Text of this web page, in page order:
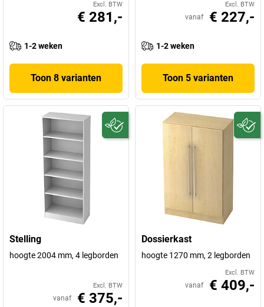
Excl. BTW
€ 281,-
1-2 weken
Toon 8 varianten
Excl. BTW
vanaf € 227,-
1-2 weken
Toon 5 varianten
Stelling
hoogte 2004 mm, 4 legborden
Excl. BTW
vanaf € 375,-
Dossierkast
hoogte 1270 mm, 2 legborden
Excl. BTW
vanaf € 409,-